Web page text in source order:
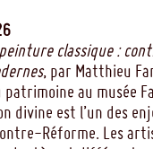
classique :
, par Matthieu
au musée
divine est l’un des
Réforme. Les